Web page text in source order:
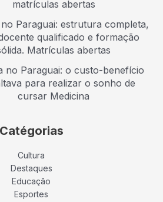
matrículas abertas
Paraguai: estrutura completa,
qualificado e formação
Matrículas abertas
no Paraguai: o custo-benefício
para realizar o sonho de
cursar Medicina
Catégorias
Cultura
Destaques
Educação
Esportes